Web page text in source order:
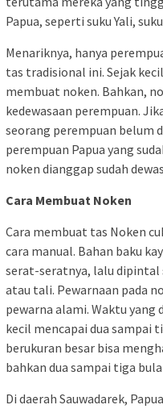
Papua, seperti suku Yali,
Menariknya, hanya
tas tradisional ini. Sejak
membuat noken. Bahkan,
kedewasaan perempuan.
seorang perempuan belum
perempuan Papua yang
noken dianggap sudah
Cara Membuat Noken
Cara membuat tas Noken
cara manual. Bahan baku
serat-seratnya, lalu dipintal
atau tali. Pewarnaan pada
pewarna alami. Waktu
kecil mencapai dua sampai
berukuran besar bisa
bahkan dua sampai tiga
Di daerah Sauwadarek,